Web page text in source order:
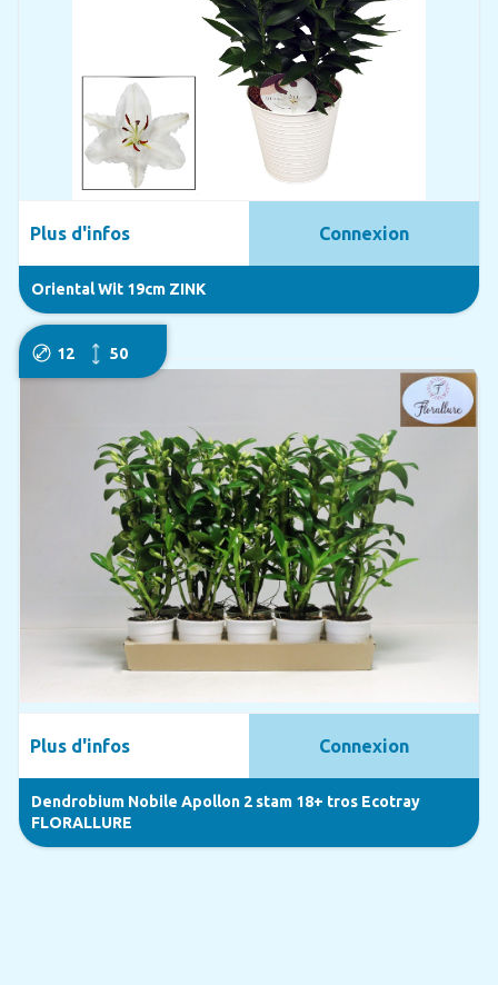
Oriental Wit 19cm ZINK
Plus d'infos Connexion
12 50
Dendrobium Nobile Apollon 2 stam 18+ tros Ecotray
FLORALLURE
Plus d'infos Connexion